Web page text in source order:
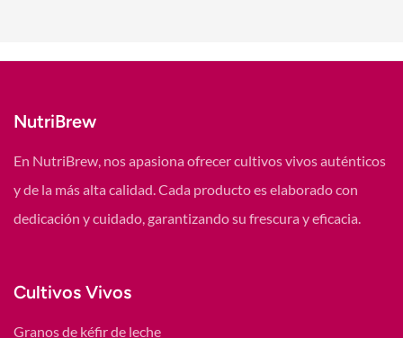
NutriBrew
En NutriBrew, nos apasiona ofrecer cultivos vivos auténticos
y de la más alta calidad. Cada producto es elaborado con
dedicación y cuidado, garantizando su frescura y eficacia.
Cultivos Vivos
Granos de kéfir de leche